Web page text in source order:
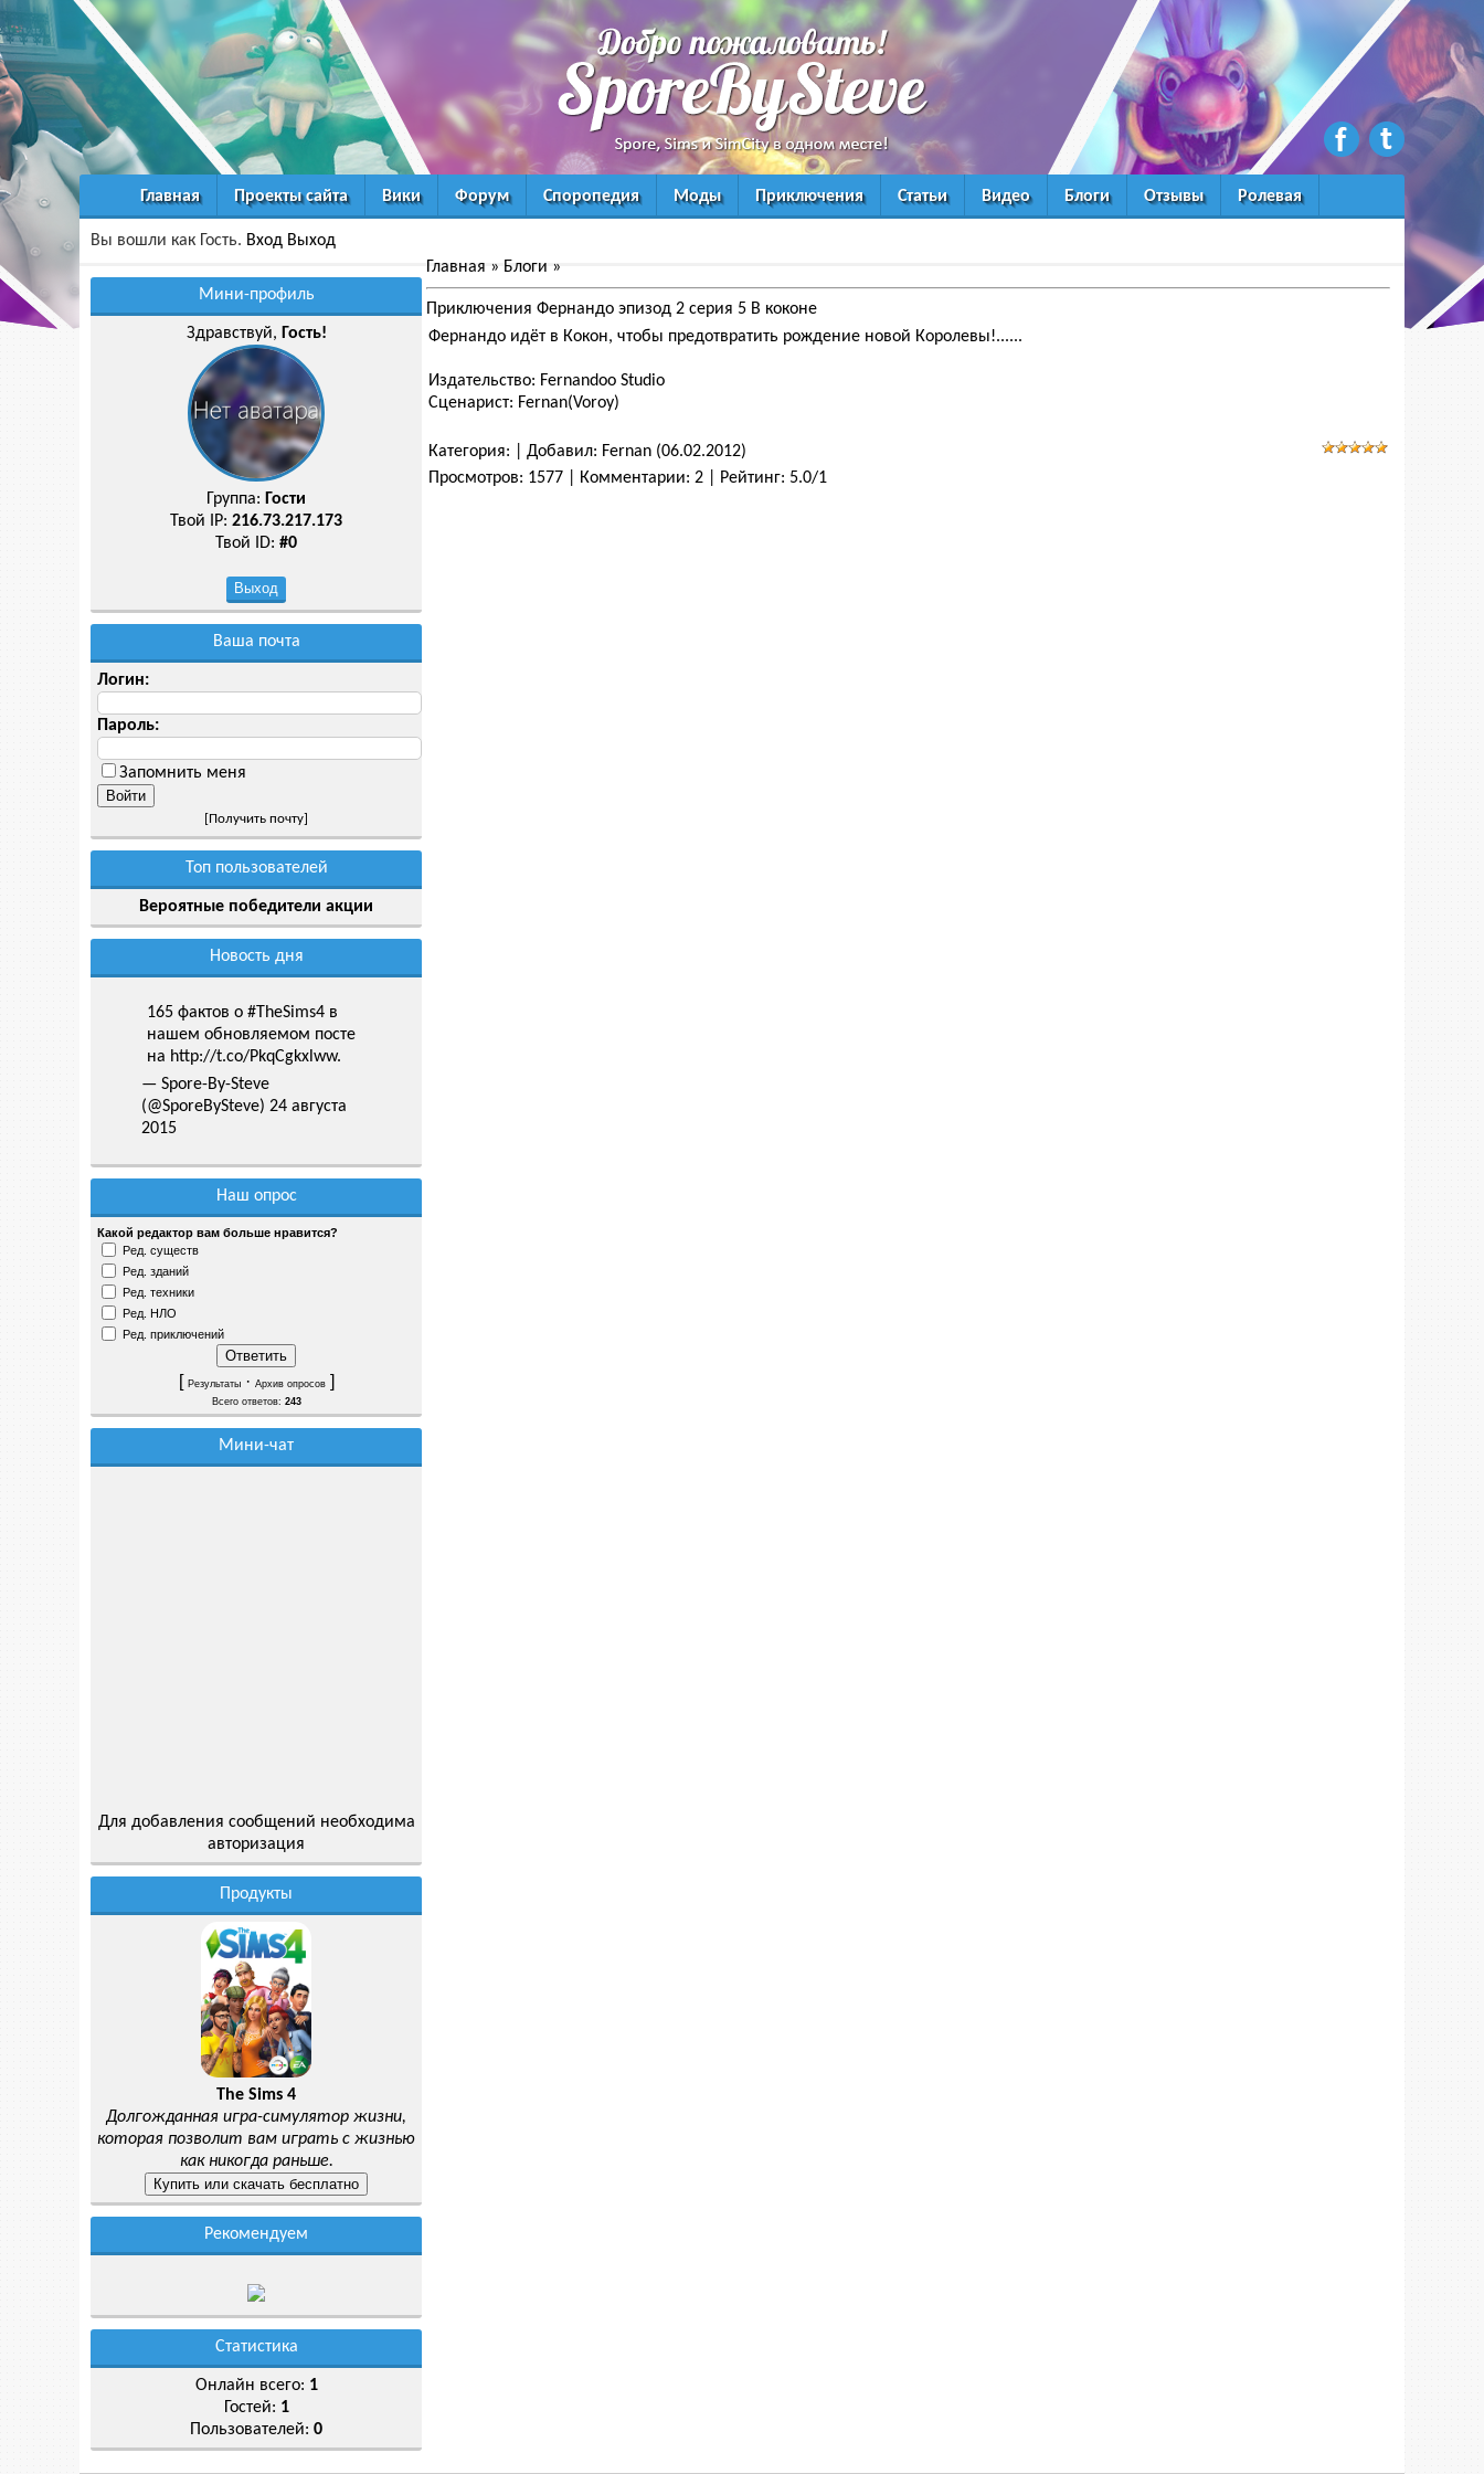
Главная Проекты сайта Вики Форум Споропедия Моды Приключения Статьи Видео Блоги Отзывы Ролевая
Вы вошли как Гость. Вход Выход
Мини-профиль
Здравствуй, Гость!
Группа: Гости
Твой IP: 216.73.217.173
Твой ID: #0
Ваша почта
Логин:
Пароль:
Запомнить меня
[Получить почту]
Топ пользователей
Вероятные победители акции
Новость дня
165 фактов о #TheSims4 в
нашем обновляемом посте
на http://t.co/PkqCgkxlww.
— Spore-By-Steve
(@SporeBySteve) 24 августа
2015
Наш опрос
Какой редактор вам больше нравится?
Ред. существ
Ред. зданий
Ред. техники
Ред. НЛО
Ред. приключений
[ Результаты· Архив опросов]
Всего ответов: 243
Мини-чат
Для добавления сообщений необходима
авторизация
Продукты
The Sims 4
Долгожданная игра-симулятор жизни,
которая позволит вам играть с жизнью
как никогда раньше.
Рекомендуем
Статистика
Онлайн всего: 1
Гостей: 1
Пользователей: 0
Главная » Блоги »
Приключения Фернандо эпизод 2 серия 5 В коконе
Фернандо идёт в Кокон, чтобы предотвратить рождение новой Королевы!......
Издательство: Fernandoo Studio
Сценарист: Fernan(Voroy)
Категория: Добавил: Fernan (06.02.2012)
Просмотров: 1577 Комментарии: 2 Рейтинг: 5.0/1